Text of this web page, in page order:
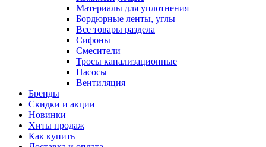
Материалы для уплотнения
Бордюрные ленты, углы
Все товары раздела
Сифоны
Смесители
Тросы канализационные
Насосы
Вентиляция
Бренды
Скидки и акции
Новинки
Хиты продаж
Как купить